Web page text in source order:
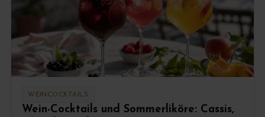
WEINCOCKTAILS
Wein-Cocktails und Sommerliköre: Cassis,